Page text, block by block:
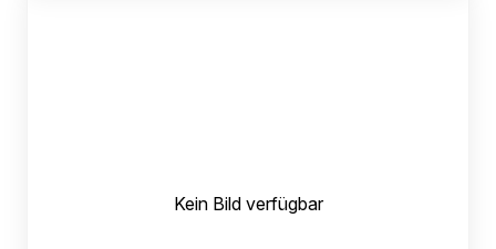
Kein Bild verfügbar